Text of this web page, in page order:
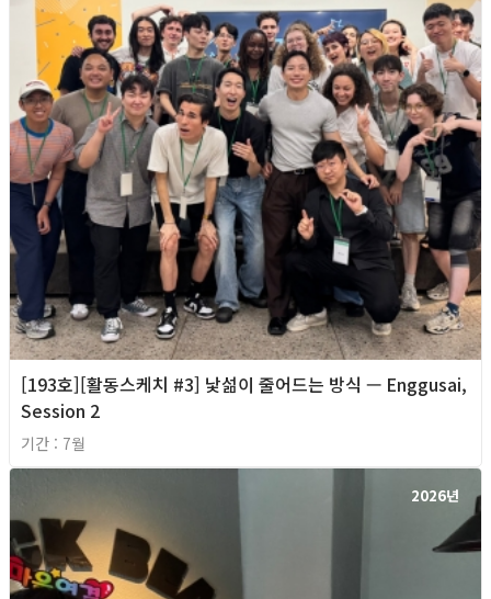
[193호][활동스케치 #3] 낯섦이 줄어드는 방식 — Enggusai,
Session 2
기간 : 7월
2026년